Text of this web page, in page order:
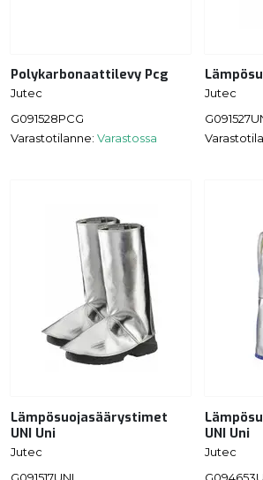
Polykarbonaattilevy Pcg
Jutec
G091528PCG
Varastotilanne: Varastossa
Jutec
Lämpösuojasäärystimet
UNI Uni
Jutec
G091517UNI
UNI Uni
Jutec